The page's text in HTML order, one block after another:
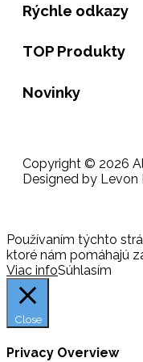
Rýchle odkazy
TOP Produkty
Novinky
Copyright © 2026
Designed by Levon
Používaním týchto
ktoré nám pomáhajú
Viac infoSúhlasím
Close
Privacy Overview